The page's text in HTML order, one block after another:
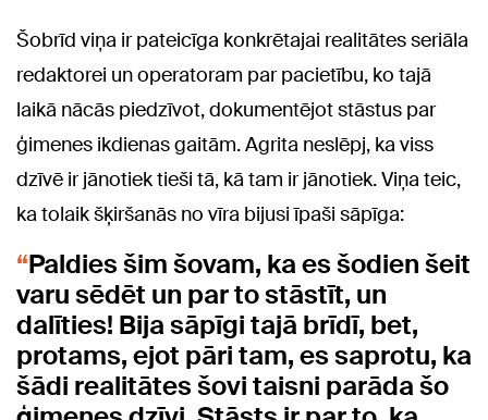
Šobrīd viņa ir pateicīga konkrētajai realitātes seriāla
redaktorei un operatoram par pacietību, ko tajā
laikā nācās piedzīvot, dokumentējot stāstus par
ģimenes ikdienas gaitām. Agrita neslēpj, ka viss
dzīvē ir jānotiek tieši tā, kā tam ir jānotiek. Viņa teic,
ka tolaik šķiršanās no vīra bijusi īpaši sāpīga:
Paldies šim šovam, ka es šodien šeit
varu sēdēt un par to stāstīt, un
dalīties! Bija sāpīgi tajā brīdī, bet,
protams, ejot pāri tam, es saprotu, ka
šādi realitātes šovi taisni parāda šo